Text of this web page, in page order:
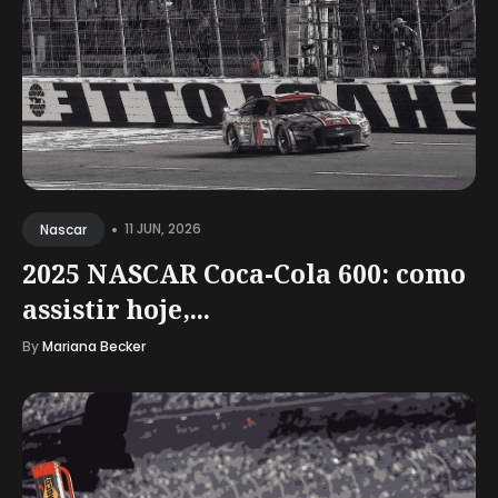
Nascar • 11 JUN, 2026
2025 NASCAR Coca-Cola 600: como
assistir hoje,...
ByMariana Becker